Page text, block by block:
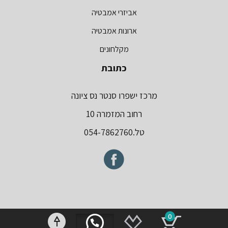
קטלוג מוצרים
כתובת
0